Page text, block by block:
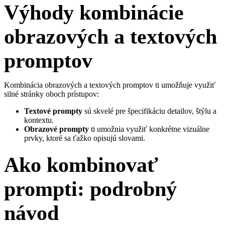
Výhody kombinácie
obrazových a textových
promptov
Kombinácia obrazových a textových promptov ti umožňuje využiť
silné stránky oboch prístupov:
Textové prompty sú skvelé pre špecifikáciu detailov, štýlu a
kontextu.
Obrazové prompty ti umožnia využiť konkrétne vizuálne
prvky, ktoré sa ťažko opisujú slovami.
Ako kombinovať
prompti: podrobný
návod